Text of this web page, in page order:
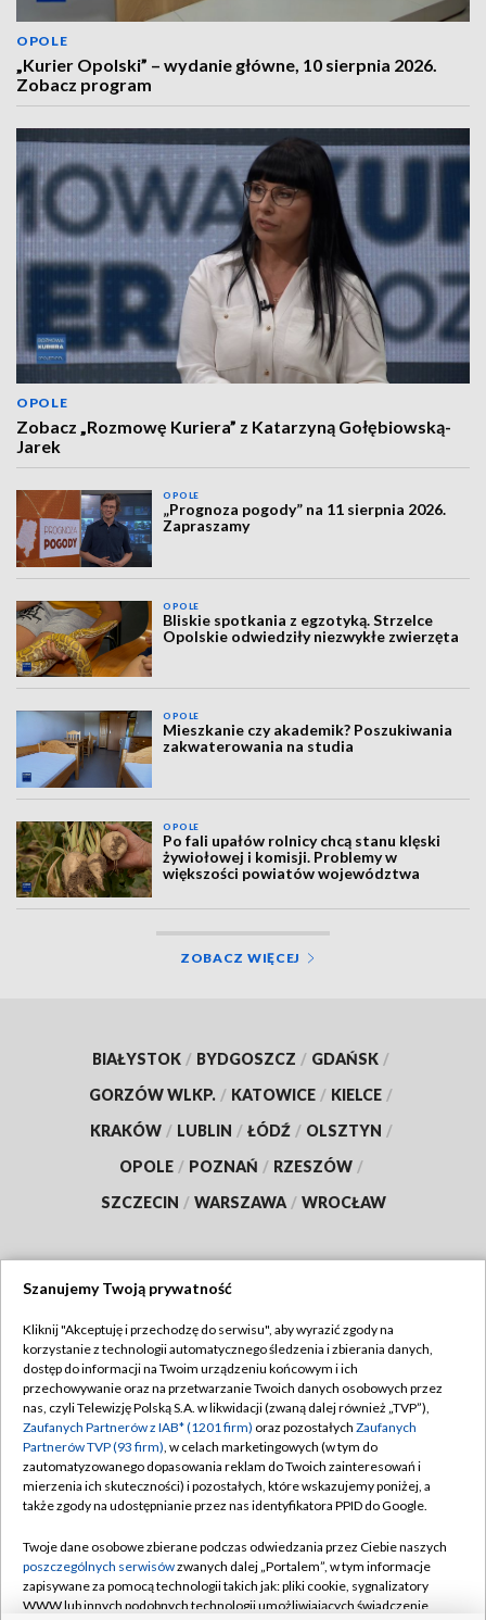
OPOLE
„Kurier Opolski” – wydanie główne, 10 sierpnia 2026.
Zobacz program
OPOLE
Zobacz „Rozmowę Kuriera” z Katarzyną Gołębiowską-
Jarek
OPOLE
„Prognoza pogody” na 11 sierpnia 2026.
Zapraszamy
OPOLE
Bliskie spotkania z egzotyką. Strzelce
Opolskie odwiedziły niezwykłe zwierzęta
OPOLE
Mieszkanie czy akademik? Poszukiwania
zakwaterowania na studia
OPOLE
Po fali upałów rolnicy chcą stanu klęski
żywiołowej i komisji. Problemy w
większości powiatów województwa
ZOBACZ WIĘCEJ
BIAŁYSTOK / BYDGOSZCZ / GDAŃSK /
GORZÓW WLKP. / KATOWICE / KIELCE /
KRAKÓW / LUBLIN / ŁÓDŹ / OLSZTYN /
OPOLE / POZNAŃ / RZESZÓW /
SZCZECIN / WARSZAWA / WROCŁAW
TVP
Abonament TVP
Emisja w TVP
Centrum informacji TVP
Naziemna Telewizja Cyfrowa
Rada Programowa
System NOS
Regulamin TVP
Polityka prywatności
Moje zgody
Pomoc
Kontakt
Szanujemy Twoją prywatność
Kliknij "Akceptuję i przechodzę do serwisu", aby wyrazić zgody na
korzystanie z technologii automatycznego śledzenia i zbierania danych,
dostęp do informacji na Twoim urządzeniu końcowym i ich
przechowywanie oraz na przetwarzanie Twoich danych osobowych przez
nas, czyli Telewizję Polską S.A. w likwidacji (zwaną dalej również „TVP”),
Zaufanych Partnerów z IAB* (1201 firm) oraz pozostałych Zaufanych
Partnerów TVP (93 firm), w celach marketingowych (w tym do
zautomatyzowanego dopasowania reklam do Twoich zainteresowań i
mierzenia ich skuteczności) i pozostałych, które wskazujemy poniżej, a
także zgody na udostępnianie przez nas identyfikatora PPID do Google.
Twoje dane osobowe zbierane podczas odwiedzania przez Ciebie naszych
poszczególnych serwisówzwanych dalej „Portalem”, w tym informacje
zapisywane za pomocą technologii takich jak: pliki cookie, sygnalizatory
WWW lub innych podobnych technologii umożliwiających świadczenie